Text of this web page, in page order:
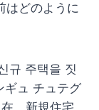
はどのように
규 주택을 짓
ギュ チュテグ